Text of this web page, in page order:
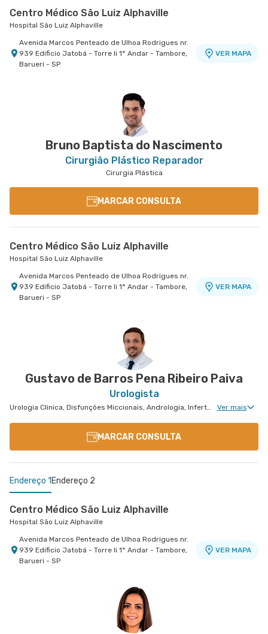
Centro Médico São Luiz Alphaville
Hospital São Luiz Alphaville
Avenida Marcos Penteado de Ulhoa Rodrigues nr.
939 Edificio Jatobá - Torre Ii 1° Andar - Tambore,
Barueri - SP
VER MAPA
Rua Virginia Crivilari nr. 334 - Centro, Osasco -
Rua Engenheiro Oscar Americano nr. 1010 -
Bruno Baptista do Nascimento
Cirurgião Plástico Reparador
Cirurgia Plástica
MARCAR CONSULTA
Centro Médico São Luiz Alphaville
Hospital São Luiz Alphaville
Avenida Marcos Penteado de Ulhoa Rodrigues nr.
939 Edificio Jatobá - Torre Ii 1° Andar - Tambore,
Barueri - SP
VER MAPA
Gustavo de Barros Pena Ribeiro Paiva
Urologista
Urologia Clinica, Disfunções Miccionais, Andrologia, Infertilidade Masculina, Urologia Oncológica, Cirurgia Robótica Urológica, Cirurgia Urológica Ver mais
MARCAR CONSULTA
Endereço 1 Endereço 2
Centro Médico São Luiz Alphaville
Hospital São Luiz Alphaville
Avenida Marcos Penteado de Ulhoa Rodrigues nr.
939 Edificio Jatobá - Torre Ii 1° Andar - Tambore,
Barueri - SP
VER MAPA
Hospital e Maternidade São Luiz São Caetano
Alameda Caulim nr. 115 1° Andar - Ceramica, Sao